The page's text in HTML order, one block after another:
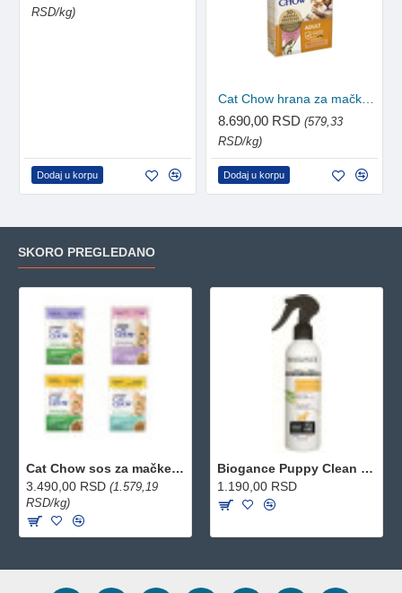
RSD/kg)
Dodaj u korpu
8.690,00 RSD (579,33
RSD/kg)
Dodaj u korpu
SKORO PREGLEDANO
Cat Chow sos za mačke Sterilised - Piletina 26x85g
3.490,00 RSD (1.579,19
RSD/kg)
Biogance Puppy Clean losion za čišćenje krzna 250ml
1.190,00 RSD